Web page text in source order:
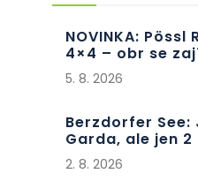
NOVINKA: Pössl
4×4 – obr se
5. 8. 2026
Berzdorfer See:
Garda, ale jen
2. 8. 2026